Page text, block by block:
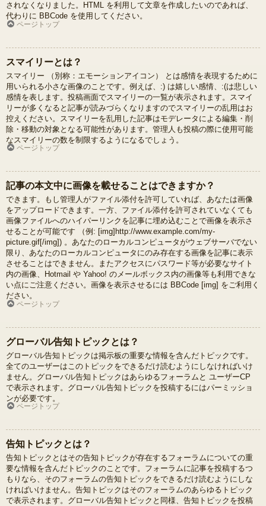
されなくなりました。HTML を利用して文章を作成したいのであれば、
代わりに BBCode を使用してください。
ページトップ
スマイリーとは？
スマイリー （別称：エモーションアイコン） とは感情を表現するために
用いられる小さな画像のことです。例えば、:) は嬉しい感情、:(は悲しい
感情を表します。投稿画面でスマイリーの一覧が表示されます。スマイ
リーが多くなると記事が読みづらくなりますのでスマイリーの乱用はお
控えください。スマイリーを乱用した記事はモデレータによる編集・削
除・移動の対象となる可能性があります。管理人も投稿の際に使用可能
なスマイリーの数を制限するようになるでしょう。
ページトップ
記事の本文中に画像を載せることはできますか？
できます。もし管理人がファイル添付を許可していれば、あなたは画像
をアップロードできます。一方、ファイル添付を許可されていなくても
画像ファイルへのハイパーリンクを記事に埋め込むことで画像を表示さ
せることが可能です （例: [img]http://www.example.com/my-
picture.gif[/img]) 。あなたのローカルコンピュータがウェブサーバでない
限り、あなたのローカルコンピュータにのみ存在する画像を記事に表示
させることはできません。またアクセスにパスワード等が必要なサイト
内の画像、Hotmail や Yahoo! のメールボックス内の画像等も利用できな
い点にご注意ください。画像を表示させるには BBCode [img] をご利用く
ださい。
ページトップ
グローバル告知トピックとは？
グローバル告知トピックは掲示板の重要な情報を含んだトピックです。
全てのユーザーはこのトピックをできるだけ読むようにしなければいけ
ません。グローバル告知トピックはあらゆるフォーラムと ユーザーCP
で表示されます。グローバル告知トピックを投稿するにはパーミッショ
ンが必要です。
ページトップ
告知トピックとは？
告知トピックとはその告知トピックが存在するフォーラムについての重
要な情報を含んだトピックのことです。フォーラムに記事を投稿するつ
もりなら、そのフォーラムの告知トピックをできるだけ読むようにしな
ければいけません。告知トピックはそのフォーラムのあらゆるトピック
で表示されます。グローバル告知トピックと同様、告知トピックを投稿